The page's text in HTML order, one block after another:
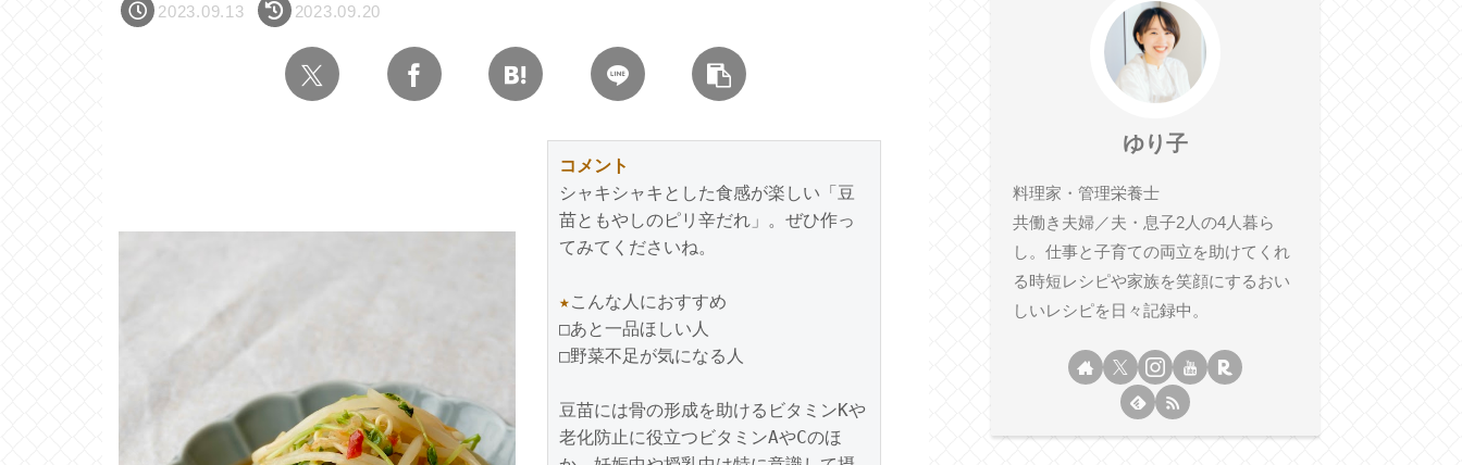
2023.09.13 2023.09.20
コメント
シャキシャキとした食感が楽しい「豆
苗ともやしのピリ辛だれ」。ぜひ作っ
てみてくださいね。
★こんな人におすすめ
□あと一品ほしい人
□野菜不足が気になる人
豆苗には骨の形成を助けるビタミンKや
老化防止に役立つビタミンAやCのほ
ゆり子
料理家・管理栄養士
共働き夫婦／夫・息子2人の4人暮ら
し。仕事と子育ての両立を助けてくれ
る時短レシピや家族を笑顔にするおい
しいレシピを日々記録中。